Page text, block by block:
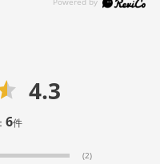
4.3
6件
(2)